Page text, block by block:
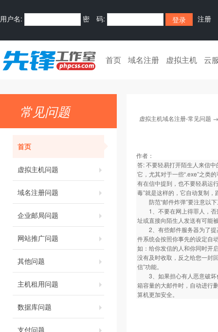
用户名: 密 码: 注册
首页 域名注册 虚拟主机 云
常见问题
首页
虚拟主机问题
域名注册问题
企业邮局问题
网站推广问题
其他问题
主机租用问题
数据库问题
支付问题
虚拟主机域名注册-常见问题
作者：
答: 不要轻易打开陌生人来信
它，尤其对于一些“.exe”之类
有在信中提到，也不要轻易运
毒”就是这样的，它自动复制，
防范“邮件炸弹”要注意以下
1、不要在网上得罪人，否
址或直接向陌生人发送有可能
2、有些邮件服务器为了提
件系统会按照你事先的设定自
如：给你发信的人和你同时开
没有及时收取，反之给您一封
信”功能。
3、如果担心有人恶意破坏
箱容量的大邮件时，自动进行
算机更加安全。